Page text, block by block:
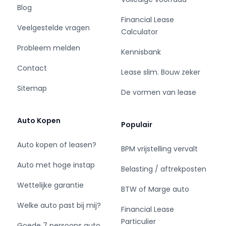
kwartaal
- Buitenspiegels elektrisch inklapbaar
- Buitenspiegels elektrisch verstel- en
verwarmbaar
afstandsbediening
- Dimlichten automatisch
Blog
Veelgestelde vragen
Probleem melden
Contact
Sitemap
Auto Kopen
Auto kopen of leasen?
Auto met hoge instap
Wettelijke garantie
Welke auto past bij mij?
Financial Lease
Calculator
Kennisbank
Lease slim. Bouw zeker
De vormen van lease
Populair
BPM vrijstelling vervalt
Belasting / aftrekposten
BTW of Marge auto
Financial Lease
Particulier